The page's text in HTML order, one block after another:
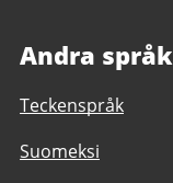
Andra språk
Teckenspråk
Suomeksi